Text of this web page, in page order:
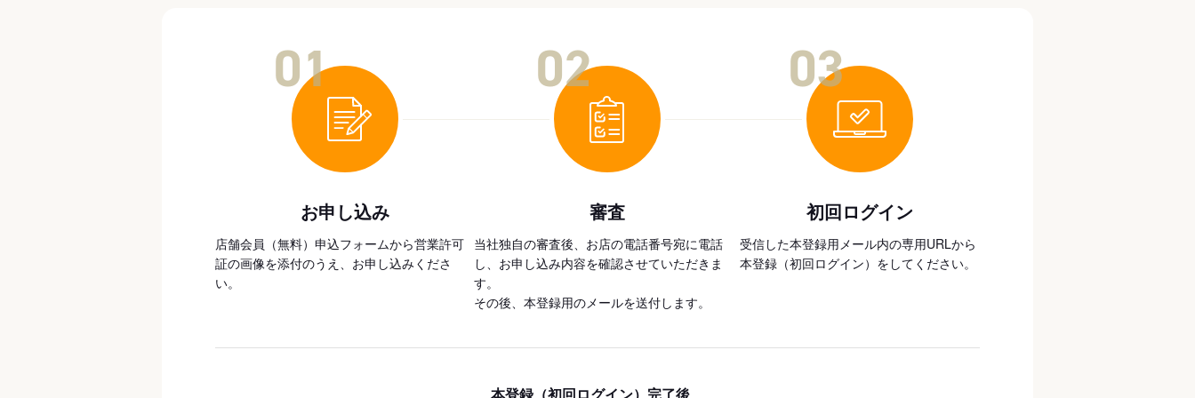
お申し込み
店舗会員（無料）申込フォームから営業許可
証の画像を添付のうえ、お申し込みくださ
い。
審査
当社独自の審査後、お店の電話番号宛に電話
し、お申し込み内容を確認させていただきま
す。
その後、本登録用のメールを送付します。
初回ログイン
受信した本登録用メール内の専用URLから
本登録（初回ログイン）をしてください。